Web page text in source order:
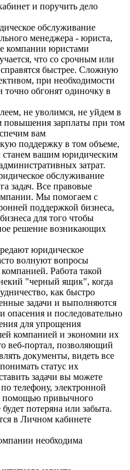
и поручить дело
обслуживание
менеджера - юриста,
компании юристами
что со срочным или
быстрее. Сложную
при необходимости
точно обгонят одиночку в
не уволимся, не уйдем в
повышения зарплаты при том
вам
поддержку в том объеме,
вашим юридическим
затрат.
обслуживание
задач. Все правовые
Мы помогаем с
поддержкой бизнеса,
для того чтобы
решение возникающих
юридическое
волнуют вопросы
Работа такой
"черный ящик", когда
как быстро
задачи и выполняются
и последовательно
для упрощения
компанией и экономии их
веб-портал, позволяющий
документы, видеть все
статус их
задачи вы можете
телефону, электронной
помощью привычного
потеряна или забыта.
в Личном кабинете
необходима